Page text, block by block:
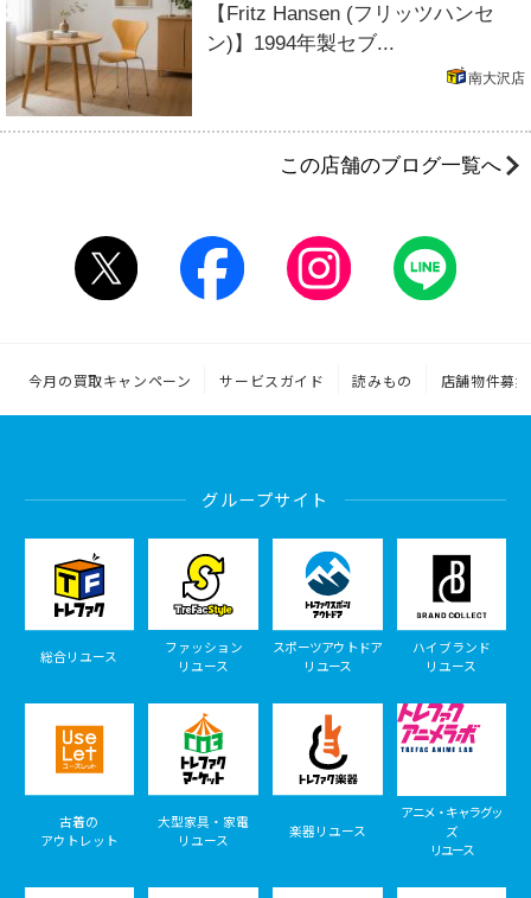
【Fritz Hansen (フリッツハンセ
ン)】1994年製セブ...
南大沢店
この店舗のブログ一覧へ
今月の買取キャンペーン サービスガイド 読みもの 店舗物件募集
グループサイト
総合リユース
ファッション
リユース
スポーツアウトドア
リユース
ハイブランド
リユース
古着の
アウトレット
大型家具・家電
リユース
楽器リユース
アニメ・キャラグッ
ズ
リユース